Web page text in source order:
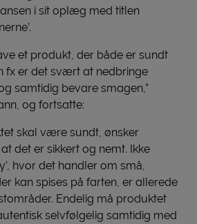
i sit oplæg med titlen
et produkt, der både er sundt
fx er det svært at nedbringe
samtidig bevare smagen,”
og fortsatte:
skal være sundt, ønsker
det er sikkert og nemt. Ikke
hvor det handler om små,
kan spises på farten, er allerede
Endelig må produktet
selvfølgelig samtidig med